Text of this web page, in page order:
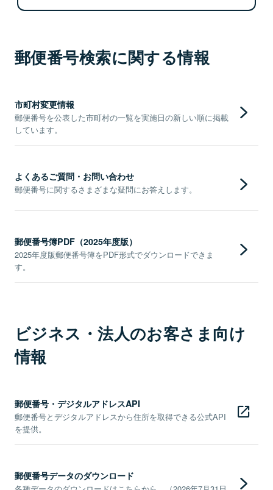
郵便番号検索に関する情報
市町村変更情報
郵便番号を公表した市町村の一覧を実施日の新しい順に掲載
しています。
よくあるご質問・お問い合わせ
郵便番号に関するさまざまな疑問にお答えします。
郵便番号簿PDF（2025年度版）
2025年度版郵便番号簿をPDF形式でダウンロードできま
す。
ビジネス・法人のお客さま向け
情報
郵便番号・デジタルアドレスAPI
郵便番号とデジタルアドレスから住所を取得できる公式API
を提供。
郵便番号データのダウンロード